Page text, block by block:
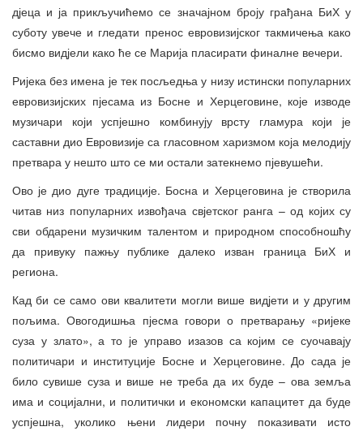
дјеца и ја прикључићемо се значајном броју грађана БиХ у
суботу увече и гледати пренос евровизијског такмичења како
бисмо видјели како ће се Марија пласирати финалне вечери.
Ријека без имена је тек посљедња у низу истински популарних
евровизијских пјесама из Босне и Херцеговине, које изводе
музичари који успјешно комбинују врсту гламура који је
саставни дио Евровизије са гласовном харизмом која мелодију
претвара у нешто што се ми остали затекнемо пјевушећи.
Ово је дио дуге традиције. Босна и Херцеговина је створила
читав низ популарних извођача свјетског ранга – од којих су
сви обдарени музичким талентом и природном способношћу
да привуку пажњу публике далеко изван граница БиХ и
региона.
Кад би се само ови квалитети могли више видјети и у другим
пољима. Овогодишња пјесма говори о претварању «ријеке
суза у злато», а то је управо изазов са којим се суочавају
политичари и институције Босне и Херцеговине. До сада је
било сувише суза и више не треба да их буде – ова земља
има и социјални, и политички и економски капацитет да буде
успјешна, уколико њени лидери почну показивати исто